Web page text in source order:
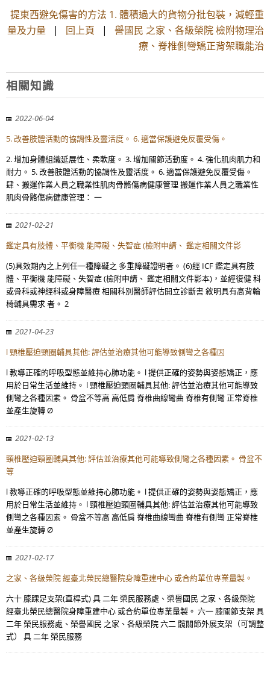
提東西避免傷害的方法 1. 體積過大的貨物分批包裝，減輕重
量及力量 | 回上頁 | 譽國民 之家、各級榮院 檢附物理治
療、脊椎側彎矯正背架職能治
相關知識
2022-06-04
5. 改善肢體活動的協調性及靈活度。 6. 適當保護避免反覆受傷。
2. 增加身體組織延展性、柔軟度。 3. 增加關節活動度。 4. 強化肌肉肌力和
耐力。 5. 改善肢體活動的協調性及靈活度。 6. 適當保護避免反覆受傷。
肆、搬運作業人員之職業性肌肉骨骼傷病健康管理 搬運作業人員之職業性
肌肉骨骼傷病健康管理： 一
2021-02-21
鑑定具有肢體、平衡機 能障礙、失智症 (檢附申請、 鑑定相關文件影
(5)具效期內之上列任一種障礙之 多重障礙證明者。 (6)經 ICF 鑑定具有肢
體、平衡機 能障礙、失智症 (檢附申請、 鑑定相關文件影本)，並經復健 科
或骨科或神經科或身障醫療 相關科別醫師評估開立診斷書 敘明具有高背輪
椅輔具需求 者。 2
2021-04-23
l 頸椎壓迫頸圈輔具其他: 評估並治療其他可能導致側彎之各種因
l 教導正確的呼吸型態並維持心肺功能。 l 提供正確的姿勢與姿態矯正，應
用於日常生活並維持。 l 頸椎壓迫頸圈輔具其他: 評估並治療其他可能導致
側彎之各種因素。 骨盆不等高 高低肩 脊椎曲線彎曲 脊椎有側彎 正常脊椎
並產生旋轉 Ø
2021-02-13
頸椎壓迫頸圈輔具其他: 評估並治療其他可能導致側彎之各種因素。 骨盆不
等
l 教導正確的呼吸型態並維持心肺功能。 l 提供正確的姿勢與姿態矯正，應
用於日常生活並維持。 l 頸椎壓迫頸圈輔具其他: 評估並治療其他可能導致
側彎之各種因素。 骨盆不等高 高低肩 脊椎曲線彎曲 脊椎有側彎 正常脊椎
並產生旋轉 Ø
2021-02-17
之家、各級榮院 經臺北榮民總醫院身障重建中心 或合約單位專業量製。
六十 膝踝足支架(直桿式) 具 二年 榮民服務處、榮譽國民 之家、各級榮院
經臺北榮民總醫院身障重建中心 或合約單位專業量製。 六一 膝關節支架 具
二年 榮民服務處、榮譽國民 之家、各級榮院 六二 髖關節外展支架（可調整
式） 具 二年 榮民服務